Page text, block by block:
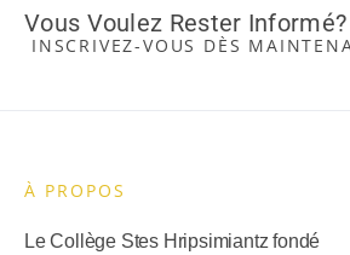
Vous Voulez Rester Informé?
INSCRIVEZ-VOUS DÈS
À PROPOS
Le Collège Stes Hripsimiantz fondé